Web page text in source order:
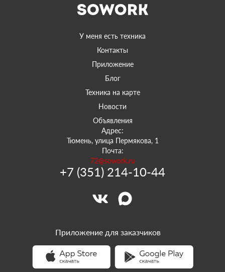
У меня есть техника
Контакты
Приложение
Блог
Техника на карте
Новости
Объявления
Адрес:
Тюмень, улица Пермякова, 1
Почта:
72@sowork.ru
+7 (351) 214-10-44
Приложение для заказчиков